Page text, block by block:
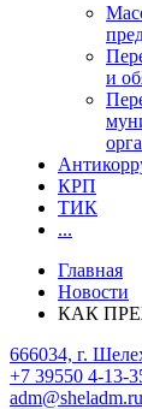
и
КРП
ТИК
...
Главная
Новости
КАК
666034, г.
+7 39550 4-13-
adm@sheladm.ru